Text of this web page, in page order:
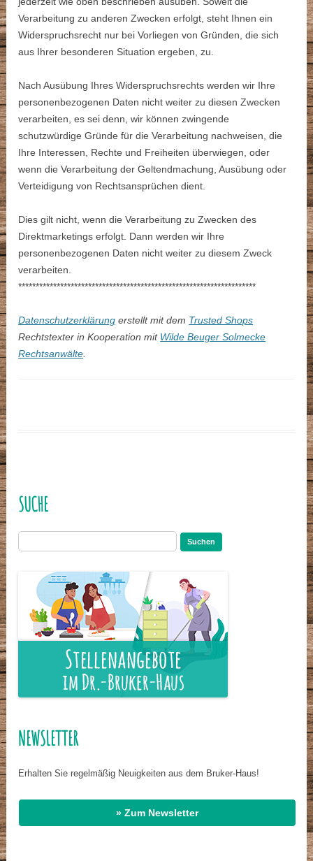
Verarbeitung zu anderen Zwecken erfolgt, steht Ihnen ein
Widerspruchsrecht nur bei Vorliegen von Gründen, die sich
aus Ihrer besonderen Situation ergeben, zu.
Nach Ausübung Ihres Widerspruchsrechts werden wir Ihre
personenbezogenen Daten nicht weiter zu diesen Zwecken
verarbeiten, es sei denn, wir können zwingende
schutzwürdige Gründe für die Verarbeitung nachweisen, die
Ihre Interessen, Rechte und Freiheiten überwiegen, oder
wenn die Verarbeitung der Geltendmachung, Ausübung oder
Verteidigung von Rechtsansprüchen dient.
Dies gilt nicht, wenn die Verarbeitung zu Zwecken des
Direktmarketings erfolgt. Dann werden wir Ihre
personenbezogenen Daten nicht weiter zu diesem Zweck
verarbeiten.
********************************************************************
Datenschutzerklärung erstellt mit dem Trusted Shops
Rechtstexter in Kooperation mit Wilde Beuger Solmecke
Rechtsanwälte.
SUCHE
nach:
NEWSLETTER
Erhalten Sie regelmäßig Neuigkeiten aus dem Bruker-Haus!
» Zum Newsletter